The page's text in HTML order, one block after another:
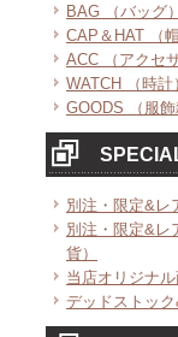
BAG （バッグ）
CAP＆HAT （帽
ACC （アクセ
WATCH （時計
GOODS （服飾
別注・限定&レ
別注・限定&レ
貨）
当店オリジナ
デッドストッ